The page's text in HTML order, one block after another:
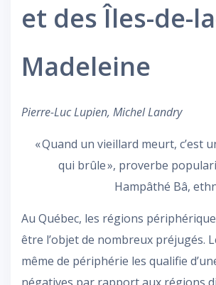
et des Îles-de-
Madeleine
Pierre-Luc Lupien, Michel Landry
« Quand un vieillard meurt, c’est
qui brûle », proverbe
Hampâthé Bâ,
Au Québec, les régions
être l’objet de nombreux préjugés.
même de périphérie les qualifie